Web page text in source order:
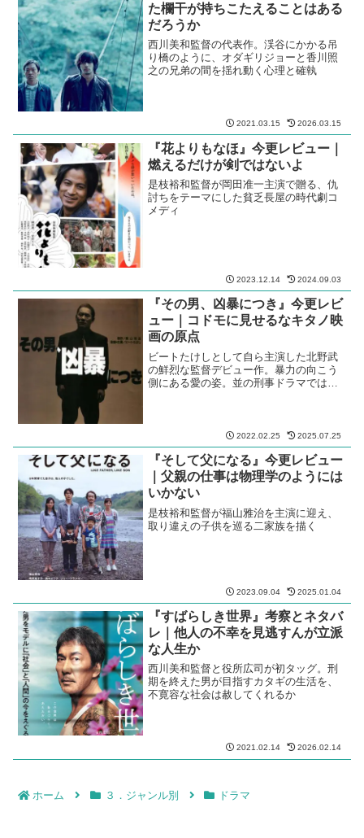
た欄干が持ちこたえることはある
だろうか
西川美和監督の代表作。渓谷にかかる吊
り橋のように、オダギリジョーと香川照
之の兄弟の間を揺れ動く心理と確執
2021.03.15 2026.03.15
『花よりもなほ』今更レビュー｜
燃えるだけが剣ではないよ
是枝裕和監督が岡田准一主演で贈る、仇
討ちをテーマにした貧乏長屋の時代劇コ
メディ
2023.12.14 2024.09.03
『その男、凶暴につき』今更レビ
ュー｜コドモに見せるなキタノ映
画の原点
ビートたけしとして自ら主演した北野武
の鮮烈な監督デビュー作。暴力の向こう
側にある愛の姿。並の刑事ドラマではな
2022.02.25 2025.07.25
『そして父になる』今更レビュー
｜父親の仕事は物理学のようには
いかない
是枝裕和監督が福山雅治を主演に迎え、
取り違えの子供を巡る二家族を描く
2023.09.04 2025.01.04
『すばらしき世界』考察とネタバ
レ｜他人の不幸を見逃すんが立派
な人生か
西川美和監督と役所広司が初タッグ。刑
期を終えた男が目指すカタギの生活を、
不寛容な社会は赦してくれるか
2021.02.14 2026.02.14
ホーム ３．ジャンル別 ドラマ